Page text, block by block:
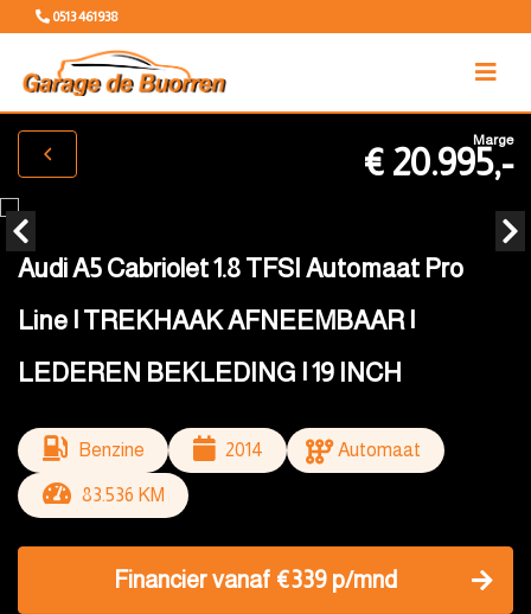
0513 461938
Marge
€ 20.995,-
Audi A5 Cabriolet 1.8 TFSI Automaat Pro
Line | TREKHAAK AFNEEMBAAR |
LEDEREN BEKLEDING | 19 INCH
Benzine 2014 Automaat
83.536 KM
Financier vanaf €339 p/mnd